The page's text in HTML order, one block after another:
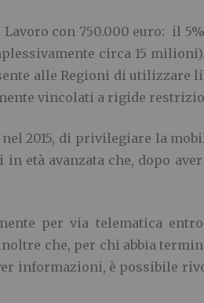
con 750.000 euro: il
circa 15
alle Regioni di utilizzare
vincolati a rigide
2015, di privilegiare la
età avanzata che, dopo
per via telematica
che, per chi abbia
informazioni, è possibile